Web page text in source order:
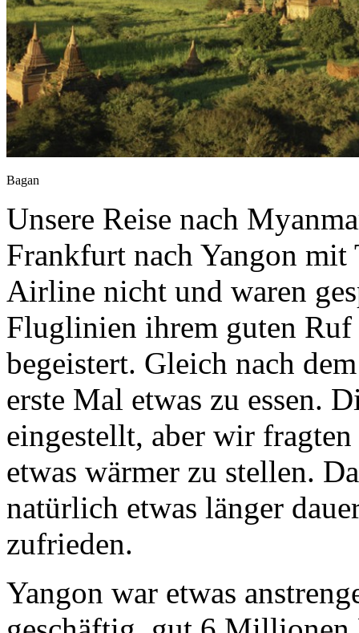
Bagan
Unsere Reise nach
Frankfurt nach Yangon
Airline nicht und waren
Fluglinien ihrem guten
begeistert. Gleich nach
erste Mal etwas zu essen.
eingestellt, aber wir
etwas wärmer zu stellen.
natürlich etwas länger
zufrieden.
Yangon war etwas